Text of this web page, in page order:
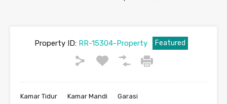
Property ID:RR-15304-Property Featured
Kamar Tidur Kamar Mandi Garasi